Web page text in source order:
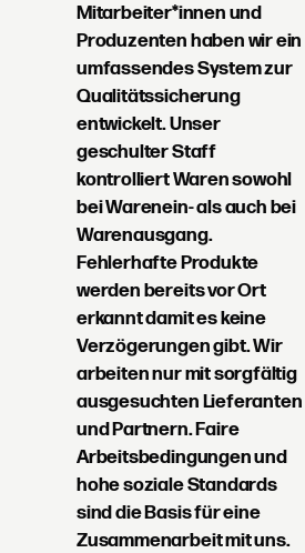
Mitarbeiter*innen und
Produzenten haben wir ein
umfassendes System zur
Qualitätssicherung
entwickelt. Unser
geschulter Staff
kontrolliert Waren sowohl
bei Warenein- als auch bei
Warenausgang.
Fehlerhafte Produkte
werden bereits vor Ort
erkannt damit es keine
Verzögerungen gibt. Wir
arbeiten nur mit sorgfältig
ausgesuchten Lieferanten
und Partnern. Faire
Arbeitsbedingungen und
hohe soziale Standards
sind die Basis für eine
Zusammenarbeit mit uns.